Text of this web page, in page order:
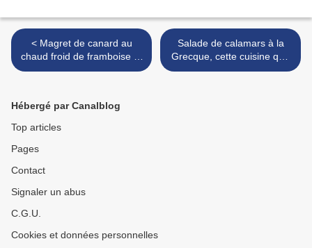
< Magret de canard au
chaud froid de framboise et
pavot
Salade de calamars à la
Grecque, cette cuisine que
j'aime >
Hébergé par Canalblog
Top articles
Pages
Contact
Signaler un abus
C.G.U.
Cookies et données personnelles